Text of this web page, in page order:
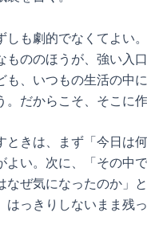
しも劇的でなくてよい
もののほうが、強い入
も、いつもの生活の中
。だからこそ、そこに
ときは、まず「今日は
よい。次に、「その中
なぜ気になったのか」
はっきりしないまま残